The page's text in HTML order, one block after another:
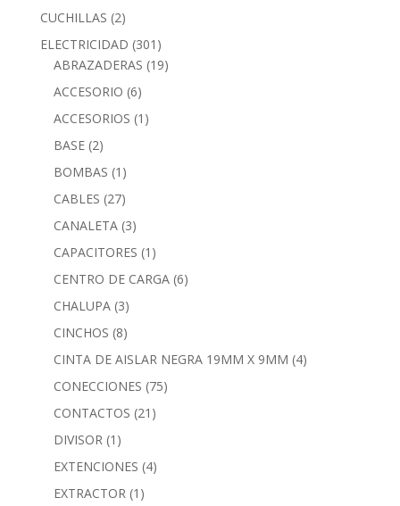
CUCHILLAS (2)
ELECTRICIDAD (301)
ABRAZADERAS (19)
ACCESORIO (6)
ACCESORIOS (1)
BASE (2)
BOMBAS (1)
CABLES (27)
CANALETA (3)
CAPACITORES (1)
CENTRO DE CARGA (6)
CHALUPA (3)
CINCHOS (8)
CINTA DE AISLAR NEGRA 19MM X 9MM (4)
CONECCIONES (75)
CONTACTOS (21)
DIVISOR (1)
EXTENCIONES (4)
EXTRACTOR (1)